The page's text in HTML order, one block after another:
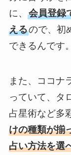
に、 会員登録
えるので、初
できるんです。
また、ココナ
っていて、タ
占星術など多
けの種類が揃
占い方法を選